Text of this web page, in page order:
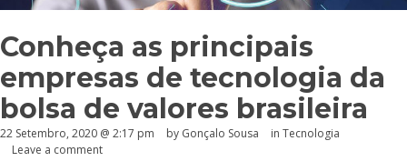
Conheça as principais
empresas de tecnologia da
bolsa de valores brasileira
22 Setembro, 2020 @ 2:17 pm by Gonçalo Sousa in Tecnologia
Leave a comment